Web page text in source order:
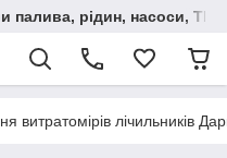
палива, рідин, насоси,
витратомірів лічильників